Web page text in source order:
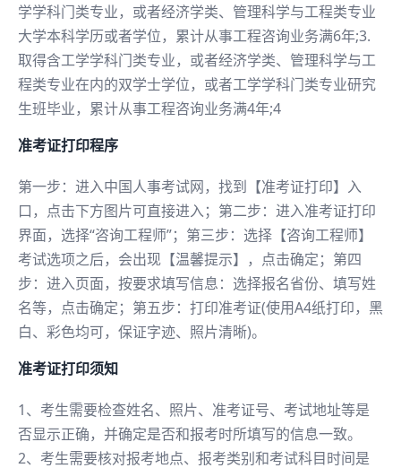
学学科门类专业，或者经济学类、管理科学与工程类专业
大学本科学历或者学位，累计从事工程咨询业务满6年;3.
取得含工学学科门类专业，或者经济学类、管理科学与工
程类专业在内的双学士学位，或者工学学科门类专业研究
生班毕业，累计从事工程咨询业务满4年;4
准考证打印程序
第一步：进入中国人事考试网，找到【准考证打印】入
口，点击下方图片可直接进入；第二步：进入准考证打印
界面，选择“咨询工程师”；第三步：选择【咨询工程师】
考试选项之后，会出现【温馨提示】，点击确定；第四
步：进入页面，按要求填写信息：选择报名省份、填写姓
名等，点击确定；第五步：打印准考证(使用A4纸打印，黑
白、彩色均可，保证字迹、照片清晰)。
准考证打印须知
1、考生需要检查姓名、照片、准考证号、考试地址等是
否显示正确，并确定是否和报考时所填写的信息一致。
2、考生需要核对报考地点、报考类别和考试科目时间是